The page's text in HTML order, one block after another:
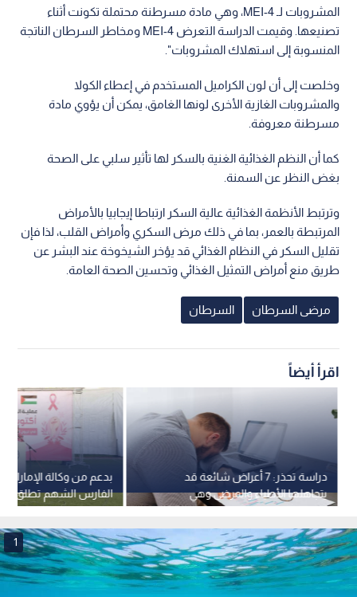
المشروبات لـ 4-MEI، وهي مادة مسرطنة محتملة تكونت أثناء
تصنيعها. وقيمت الدراسة التعرض 4-MEI ومخاطر السرطان الناتجة
المنسوبة إلى استهلاك المشروبات".
وخلصت إلى أن لون الكراميل المستخدم في إعطاء الكولا
والمشروبات الغازية الأخرى لونها الغامق، يمكن أن يؤوي مادة
مسرطنة معروفة.
كما أن النظم الغذائية الغنية بالسكر لها تأثير سلبي على الصحة
بغض النظر عن السمنة.
وترتبط الأنظمة الغذائية عالية السكر ارتباطا إيجابيا بالأمراض
المرتبطة بالعمر، بما في ذلك مرض السكري وأمراض القلب، لذا فإن
تقليل السكر في النظام الغذائي قد يؤخر الشيخوخة عند البشر عن
طريق منع أمراض التمثيل الغذائي وتحسين الصحة العامة.
مرضى السرطان السرطان
اقرأ أيضاً
بدعم من وكالة الإمارات
الفارس الشهم تطلق
السرطان
دراسة تحذر: 7 أعراض شائعة قد
يتجاهلها الأطباء والمرضى وهي
مؤشرات مبكرة لسرطان الدماغ
1